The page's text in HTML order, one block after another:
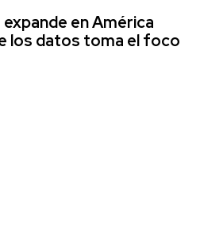
en América
los datos toma el foco